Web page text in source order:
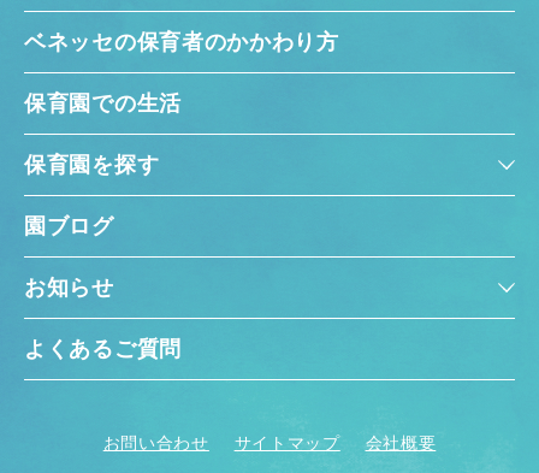
ベネッセの保育者のかかわり方
保育園での生活
保育園を探す
園ブログ
お知らせ
よくあるご質問
お問い合わせ サイトマップ 会社概要